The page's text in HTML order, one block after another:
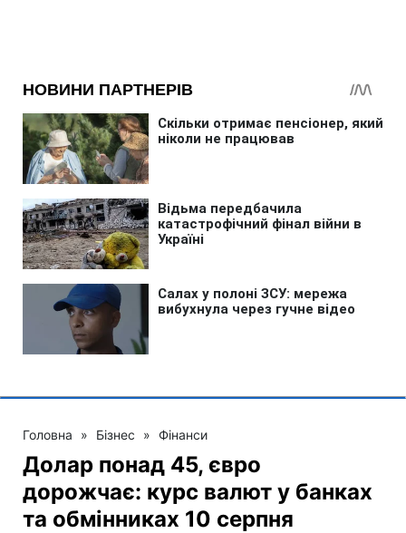
Головна » Бізнес » Фінанси
Долар понад 45, євро
дорожчає: курс валют у банках
та обмінниках 10 серпня